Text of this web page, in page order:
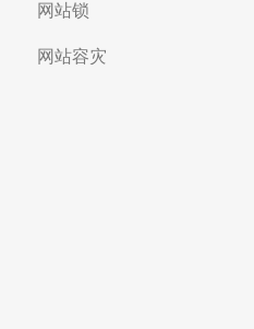
网站锁
网站容灾